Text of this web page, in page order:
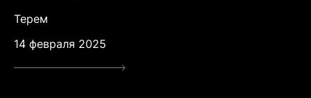
Терем
14 февраля 2025